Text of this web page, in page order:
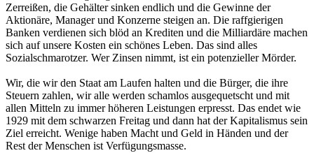
Zerreißen, die Gehälter sinken endlich und die Gewinne der
Aktionäre, Manager und Konzerne steigen an. Die raffgierigen
Banken verdienen sich blöd an Krediten und die Milliardäre machen
sich auf unsere Kosten ein schönes Leben. Das sind alles
Sozialschmarotzer. Wer Zinsen nimmt, ist ein potenzieller Mörder.
Wir, die wir den Staat am Laufen halten und die Bürger, die ihre
Steuern zahlen, wir alle werden schamlos ausgequetscht und mit
allen Mitteln zu immer höheren Leistungen erpresst. Das endet wie
1929 mit dem schwarzen Freitag und dann hat der Kapitalismus sein
Ziel erreicht. Wenige haben Macht und Geld in Händen und der
Rest der Menschen ist Verfügungsmasse.